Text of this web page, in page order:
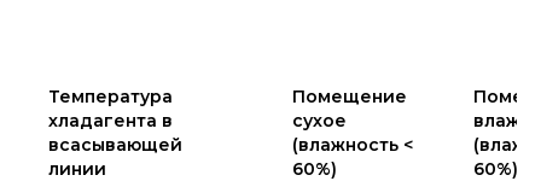
Температура
хладагента в
всасывающей
линии
Помещение
сухое
(влажность <
60%)
60%)